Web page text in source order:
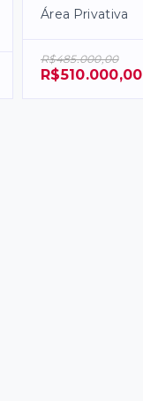
Área Privativa
R$485.000,00
R$510.000,00